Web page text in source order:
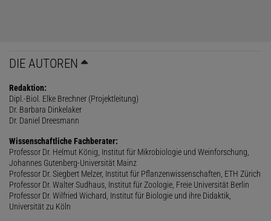
DIE AUTOREN
Redaktion:
Dipl.-Biol. Elke Brechner (Projektleitung)
Dr. Barbara Dinkelaker
Dr. Daniel Dreesmann
Wissenschaftliche Fachberater:
Professor Dr. Helmut König, Institut für Mikrobiologie und Weinforschung,
Johannes Gutenberg-Universität Mainz
Professor Dr. Siegbert Melzer, Institut für Pflanzenwissenschaften, ETH Zürich
Professor Dr. Walter Sudhaus, Institut für Zoologie, Freie Universität Berlin
Professor Dr. Wilfried Wichard, Institut für Biologie und ihre Didaktik,
Universität zu Köln